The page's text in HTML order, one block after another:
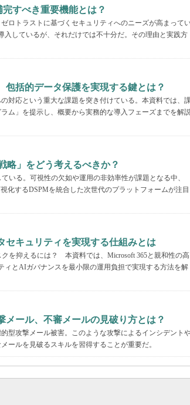
すべき重要機能とは？
ロトラストに基づくセキュリティへのニーズが高まって
入しているが、それだけでは不十分だ。その理由と実践方
括的データ保護を実現する鍵とは？
対応という重大な課題を突き付けている。本資料では、
ム」を提示し、概要から実務的な導入フェーズまでを解
略」をどう考えるべきか？
いる。可視性の欠如や運用の非効率性が課題となる中、
化するDSPMを統合した次世代のプラットフォームが注目
セキュリティを実現する仕組みとは
を抑えるには？ 本資料では、Microsoft 365と親和性の高
ィとAIガバナンスを最小限の運用負担で実現する方法を解
ール、不審メールの見破り方とは？
型攻撃メール被害。このような攻撃によるインシデント
ールを見破るスキルを習得することが重要だ。